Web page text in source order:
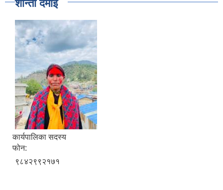
शान्ती दमाई
कार्यपालिका सदस्य
फोन:
९८४२९९२१७१